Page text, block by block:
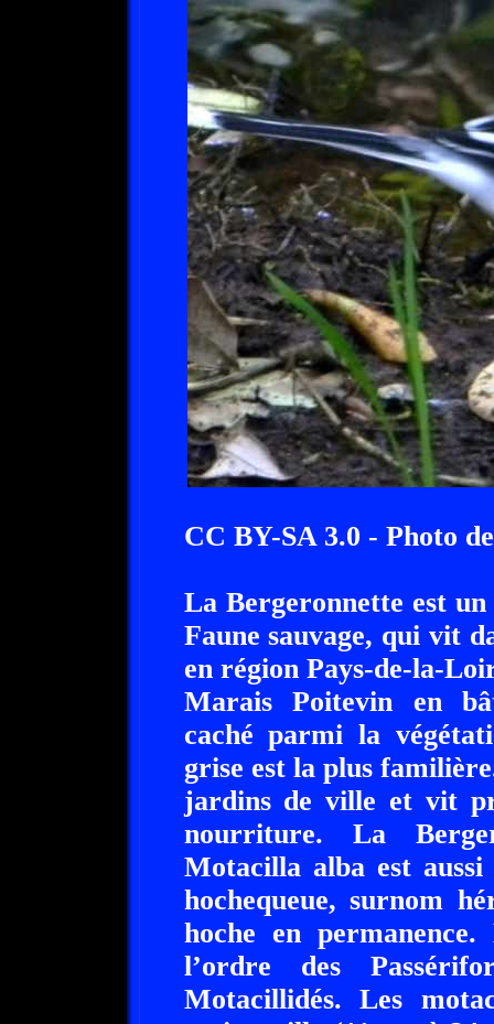
CC BY-SA 3.0 - Photo
La Bergeronnette est
Faune sauvage, qui vit
en région Pays-de-la-
Marais Poitevin en
caché parmi la
grise est la plus
jardins de ville et vit
nourriture. La
Motacilla alba est
hochequeue, surnom
hoche en
l’ordre des
Motacillidés. Les